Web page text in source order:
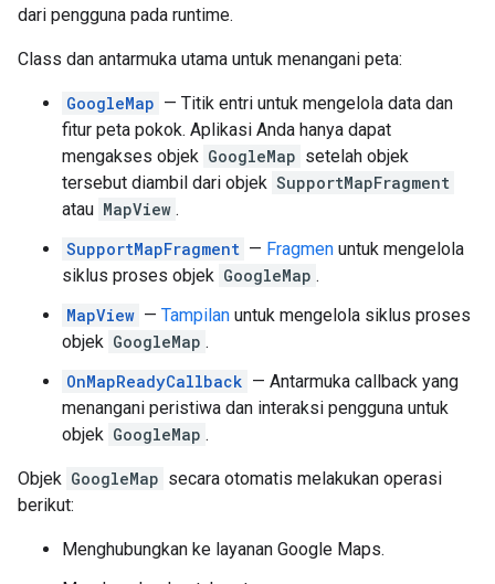
dari pengguna pada runtime.
Class dan antarmuka utama untuk menangani peta:
GoogleMap — Titik entri untuk mengelola data dan
fitur peta pokok. Aplikasi Anda hanya dapat
mengakses objek GoogleMap setelah objek
tersebut diambil dari objek SupportMapFragment
atau MapView .
SupportMapFragment — Fragmen untuk mengelola
siklus proses objek GoogleMap .
MapView — Tampilan untuk mengelola siklus proses
objek GoogleMap .
OnMapReadyCallback — Antarmuka callback yang
menangani peristiwa dan interaksi pengguna untuk
objek GoogleMap .
Objek GoogleMap secara otomatis melakukan operasi
berikut:
Menghubungkan ke layanan Google Maps.